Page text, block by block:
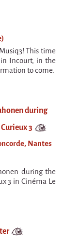
Death)
This time
Incourt, in the
to come.
during
3
Nantes
during the
3 in Cinéma Le